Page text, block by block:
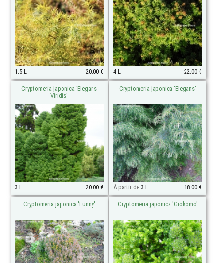
1.5 L 20.00 € 4 L 22.00 €
Cryptomeria japonica 'Elegans
Viridis'
3 L 20.00 €
Cryptomeria japonica 'Elegans'
À partir de3 L 18.00 €
Cryptomeria japonica 'Funny' Cryptomeria japonica 'Giokomo'